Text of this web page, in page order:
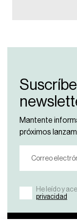
Mantente
próximos
He leído y
privacidad